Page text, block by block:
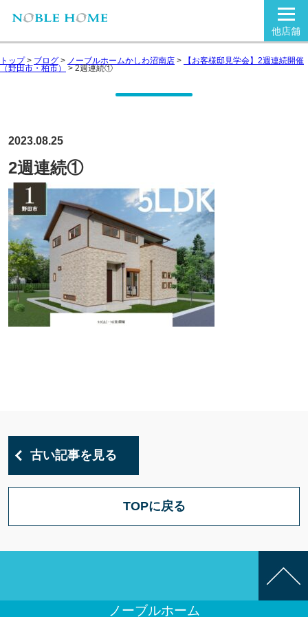
他店舗
トップ> ブログ > ノーブルホームかしわ沼南店 > 【お客様邸見学会】2週連続開催
（野田市・柏市） > 2週連続①
2023.08.25
2週連続①
古い記事を見る
TOPに戻る
ノーブルホーム